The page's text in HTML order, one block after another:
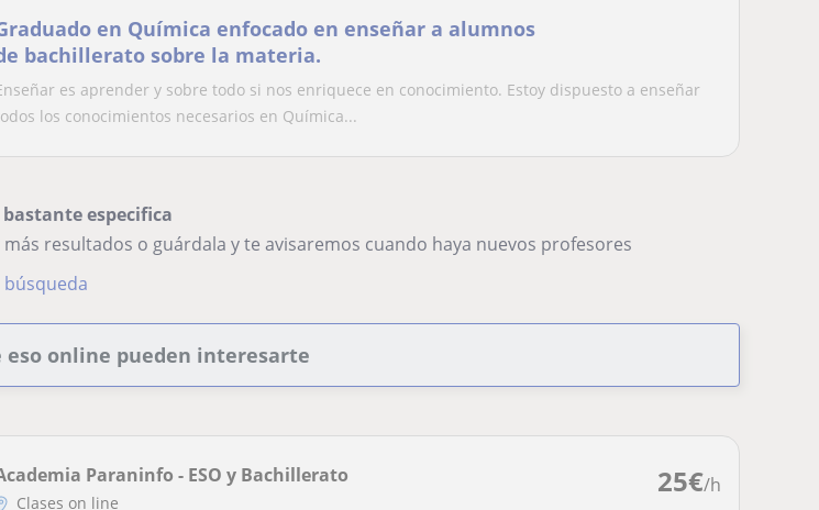
en Química enfocado en enseñar a alumnos
bachillerato sobre la materia.
es aprender y sobre todo si nos enriquece en conocimiento. Estoy dispuesto a enseñar
los conocimientos necesarios en Química...
especifica
resultados o guárdala y te avisaremos cuando haya nuevos profesores
eso online pueden interesarte
25€/h
Paraninfo - ESO y Bachillerato
Clases on line